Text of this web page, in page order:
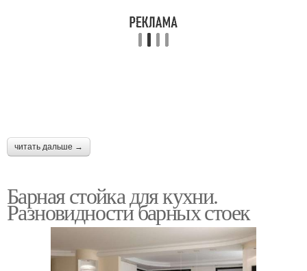
читать дальше →
Барная стойка для кухни.
Разновидности барных стоек